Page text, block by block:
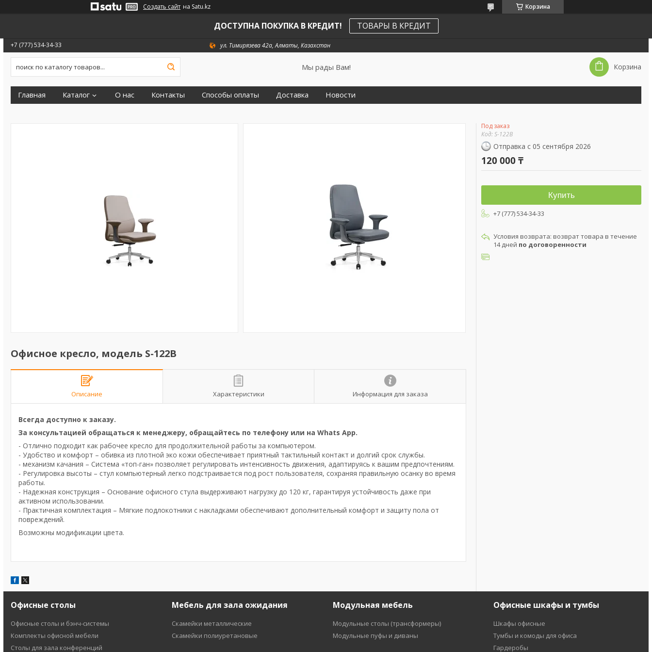
Создать сайт на Satu.kz Корзина
ДОСТУПНА ПОКУПКА В КРЕДИТ! ТОВАРЫ В КРЕДИТ
+7 (777) 534-34-33 ул. Тимирязева 42а, Алматы, Казахстан
Мы рады Вам! Корзина
Главная Каталог О нас Контакты Способы оплаты Доставка Новости
Офисное кресло, модель S-122B
Описание Характеристики Информация для заказа
Всегда доступно к заказу.
За консультацией обращаться к менеджеру, обращайтесь по телефону или на Whats App.
- Отлично подходит как рабочее кресло для продолжительной работы за компьютером.
- Удобство и комфорт – обивка из плотной эко кожи обеспечивает приятный тактильный контакт и долгий срок службы.
- механизм качания – Система «топ-ган» позволяет регулировать интенсивность движения, адаптируясь к вашим предпочтениям.
- Регулировка высоты – стул компьютерный легко подстраивается под рост пользователя, сохраняя правильную осанку во время
работы.
- Надежная конструкция – Основание офисного стула выдерживают нагрузку до 120 кг, гарантируя устойчивость даже при
активном использовании.
- Практичная комплектация – Мягкие подлокотники с накладками обеспечивают дополнительный комфорт и защиту пола от
повреждений.
Возможны модификации цвета.
Под заказ
Код:S-122B
Отправка с 05 сентября 2026
120 000 ₸
Купить
+7 (777) 534-34-33
возврат товара в течение
14 дней по договоренности
Офисные столы
Офисные столы и бэнч-системы
Комплекты офисной мебели
Столы для зала конференций
Мебель для зала ожидания
Скамейки металлические
Скамейки полиуретановые
Модульная мебель
Модульные столы (трансформеры)
Модульные пуфы и диваны
Офисные шкафы и тумбы
Шкафы офисные
Тумбы и комоды для офиса
Гардеробы